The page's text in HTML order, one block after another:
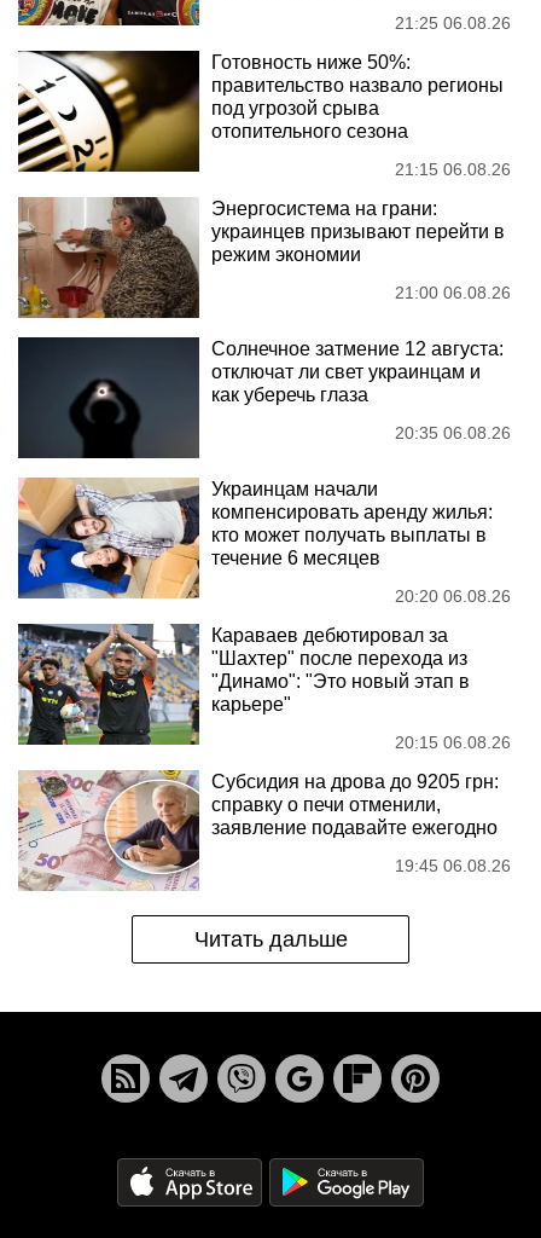
21:25 06.08.26
Готовность ниже 50%:
правительство назвало регионы
под угрозой срыва
отопительного сезона
21:15 06.08.26
Энергосистема на грани:
украинцев призывают перейти в
режим экономии
21:00 06.08.26
Солнечное затмение 12 августа:
отключат ли свет украинцам и
как уберечь глаза
20:35 06.08.26
Украинцам начали
компенсировать аренду жилья:
кто может получать выплаты в
течение 6 месяцев
20:20 06.08.26
Караваев дебютировал за
"Шахтер" после перехода из
"Динамо": "Это новый этап в
карьере"
20:15 06.08.26
Субсидия на дрова до 9205 грн:
справку о печи отменили,
заявление подавайте ежегодно
19:45 06.08.26
Читать дальше